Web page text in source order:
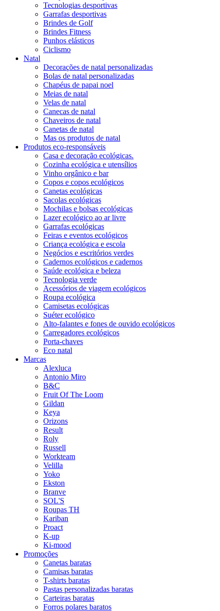
Tecnologias desportivas
Garrafas desportivas
Brindes de Golf
Brindes Fitness
Punhos elásticos
Ciclismo
Natal
Decorações de natal personalizadas
Bolas de natal personalizadas
Chapéus de papai noel
Meias de natal
Velas de natal
Canecas de natal
Chaveiros de natal
Canetas de natal
Mas os produtos de natal
Produtos eco-responsáveis
Casa e decoração ecológicas.
Cozinha ecológica e utensílios
Vinho orgânico e bar
Copos e copos ecológicos
Canetas ecológicas
Sacolas ecológicas
Mochilas e bolsas ecológicas
Lazer ecológico ao ar livre
Garrafas ecológicas
Feiras e eventos ecológicos
Criança ecológica e escola
Negócios e escritórios verdes
Cadernos ecológicos e cadernos
Saúde ecológica e beleza
Tecnologia verde
Acessórios de viagem ecológicos
Roupa ecológica
Camisetas ecológicas
Suéter ecológico
Alto-falantes e fones de ouvido ecológicos
Carregadores ecológicos
Porta-chaves
Eco natal
Marcas
Alexluca
Antonio Miro
B&C
Fruit Of The Loom
Gildan
Keya
Orizons
Result
Roly
Russell
Workteam
Velilla
Yoko
Ekston
Branve
SOL'S
Roupas TH
Kariban
Proact
K-up
Ki-mood
Promoções
Canetas baratas
Camisas baratas
T-shirts baratas
Pastas personalizadas baratas
Carteiras baratas
Forros polares baratos